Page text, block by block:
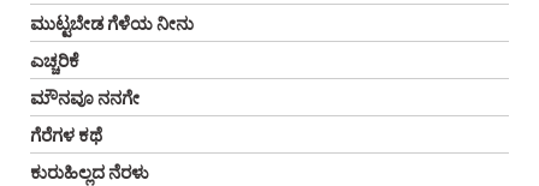
ಮುಟ್ಟಬೇಡ ಗೆಳೆಯ ನೀನು
ಎಚ್ಚರಿಕೆ
ಮೌನವೂ ನನಗೇ
ಗೆರೆಗಳ ಕಥೆ
ಕುರುಹಿಲ್ಲದ ನೆರಳು